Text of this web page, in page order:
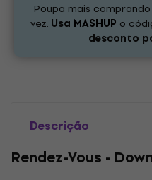
Poupa mais
vez. Usa MASHUP o
desconto
Descrição
Rendez-Vous -